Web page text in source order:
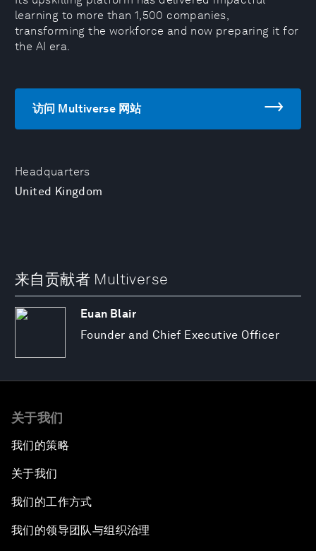
Headquarters
United Kingdom
learning to more than 1,500 companies,
transforming the workforce and now preparing it for
the AI era.
访问 Multiverse 网站
来自贡献者 Multiverse
Euan Blair
Founder and Chief Executive Officer
关于我们
我们的策略
关于我们
我们的工作方式
我们的领导团队与组织治理